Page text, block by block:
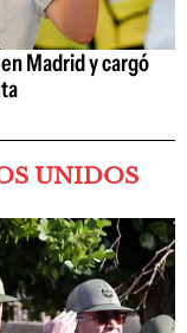
Madrid y cargó
UNIDOS